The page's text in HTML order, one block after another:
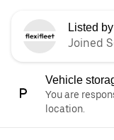
Listed by
Joined
Vehicle
You are
location.